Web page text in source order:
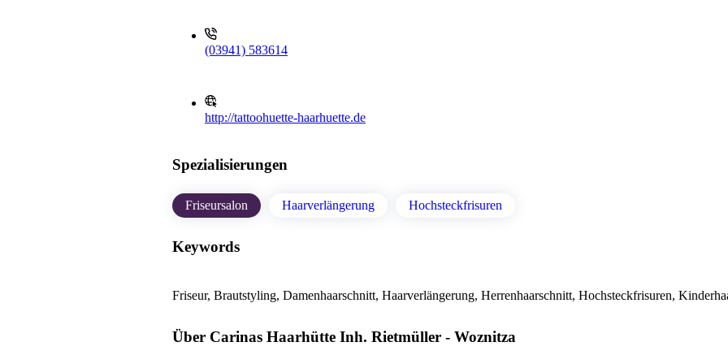
(03941) 583614
http://tattoohuette-haarhuette.de
Spezialisierungen
Friseursalon Haarverlängerung Hochsteckfrisuren
Keywords
Friseur, Brautstyling, Damenhaarschnitt, Haarverlängerung, Herrenhaarschnitt, Hochsteckfrisuren,
Über Carinas Haarhütte Inh. Rietmüller - Woznitza